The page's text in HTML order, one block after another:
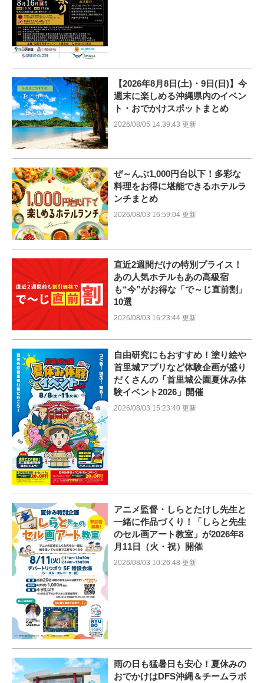
【2026年8月8日(土)・9日(日)】今
週末に楽しめる沖縄県内のイベン
ト・おでかけスポットまとめ
2026/08/05 14:39:43 更新
ぜ～んぶ1,000円台以下！多彩な
料理をお得に堪能できるホテルラ
ンチまとめ
2026/08/03 16:59:04 更新
直近2週間だけの特別プライス！
あの人気ホテルもあの高級宿
も“今”がお得な「で～じ直前割」
10選
2026/08/03 16:23:44 更新
自由研究にもおすすめ！塗り絵や
首里城アプリなど体験企画が盛り
だくさんの「首里城公園夏休み体
験イベント2026」開催
2026/08/03 15:23:40 更新
アニメ監督・しらとたけし先生と
一緒に作品づくり！「しらと先生
のセル画アート教室」が2026年8
月11日（火・祝）開催
2026/08/03 10:26:48 更新
雨の日も猛暑日も安心！夏休みの
おでかけはDFS沖縄＆チームラボ